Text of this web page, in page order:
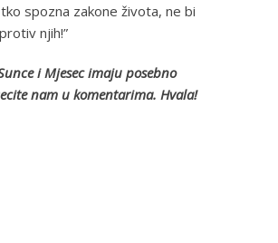
tko spozna zakone života, ne bi
njih!”
i Mjesec imaju posebno
nam u komentarima. Hvala!